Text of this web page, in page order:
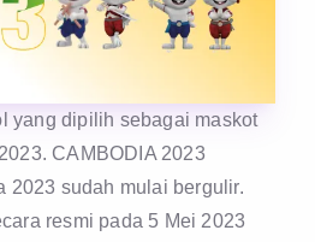
yang dipilih sebagai maskot
CAMBODIA 2023
2023 sudah mulai bergulir.
resmi pada 5 Mei 2023